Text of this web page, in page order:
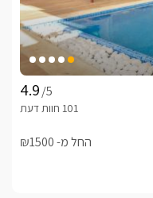
/5
החל מ- ₪1500